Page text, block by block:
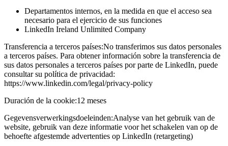
Departamentos internos, en la medida en que el acceso sea
necesario para el ejercicio de sus funciones
LinkedIn Ireland Unlimited Company
Transferencia a terceros países:No transferimos sus datos personales
a terceros países. Para obtener información sobre la transferencia de
sus datos personales a terceros países por parte de LinkedIn, puede
consultar su política de privacidad:
https://www.linkedin.com/legal/privacy-policy
Duración de la cookie:12 meses
Gegevensverwerkingsdoeleinden:Analyse van het gebruik van de
website, gebruik van deze informatie voor het schakelen van op de
behoefte afgestemde advertenties op LinkedIn (retargeting)